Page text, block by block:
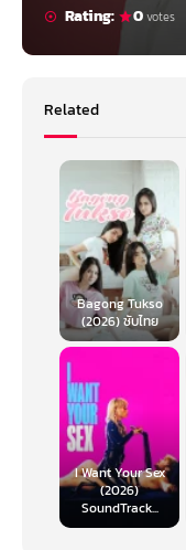
Rating:
0votes
Related
Bagong Tukso
(2026) ซับไทย
I Want Your Sex
(2026)
SoundTrack...